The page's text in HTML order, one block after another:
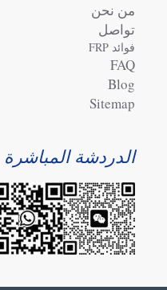
من نحن
تواصل
فوائد FRP
FAQ
Blog
Sitemap
الدردشة المباشرة